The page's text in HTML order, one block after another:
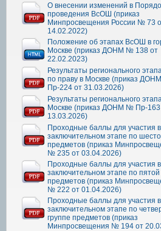
О внесении изменений в
проведения ВсОШ (приказ
Минпросвещения России № 73
14.02.2022)
Положение об этапах ВсОШ в
Москве (приказ ДОНМ № 138 от
22.02.2023)
Результаты регионального
по праву в Москве (приказ
Пр-224 от 31.03.2026)
Результаты регионального
Москве (приказ ДОНМ № Пр-163
13.03.2026)
Проходные баллы для участия в
заключительном этапе по
предметов (приказ
№ 235 от 03.04.2026)
Проходные баллы для участия в
заключительном этапе по пятой
предметов (приказ
№ 222 от 01.04.2026)
Проходные баллы для участия в
заключительном этапе по
группе предметов (приказ
Минпросвещения № 194 от